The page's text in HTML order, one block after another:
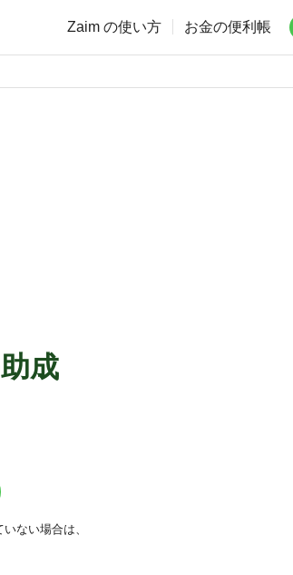
Zaim の使い方 お金の便利帳
成
ない場合は、